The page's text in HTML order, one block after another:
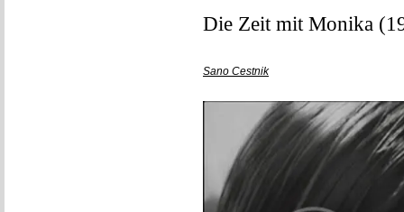
Die Zeit mit Monika
Sano Cestnik